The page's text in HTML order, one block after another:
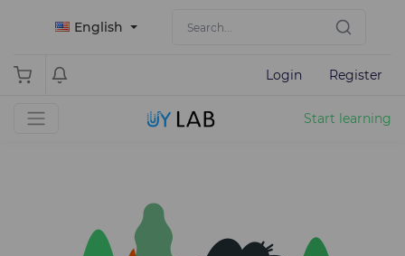
English
Login Register
Start learning